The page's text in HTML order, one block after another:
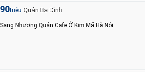
90triệu Quận Ba Đình
Sang Nhượng Quán Cafe Ở Kim Mã Hà Nội